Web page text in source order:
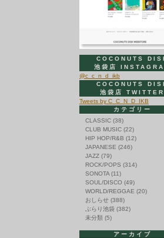
COCONUTS
池袋店
@c_c_n_d_ikb
COCONUTS
池袋店 TWITTER
Tweets by C_C_N_D_IKB
カテゴリー
CLASSIC (38)
CLUB MUSIC (22)
HIP HOP/R&B (12)
JAPANESE (246)
JAZZ (79)
ROCK/POPS (314)
SONOTA (11)
SOUL/DISCO (49)
WORLD/REGGAE (20)
おしらせ (388)
ぶらり池袋 (382)
未分類 (5)
アーカイブ